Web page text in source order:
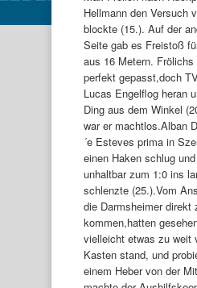
Hellmann den Versuch
blockte (15.). Auf der
Seite gab es Freistoß
aus 16 Metern.
perfekt gepasst,doch
Lucas Engelflog heran
Ding aus dem Winkel
war er machtlos.Alban
´e Esteves prima in
einen Haken schlug
unhaltbar zum 1:0 ins
schlenzte (25.).Vom
die Darmsheimer direkt
kommen,hatten
vielleicht etwas zu weit
Kasten stand, und
einem Heber von der